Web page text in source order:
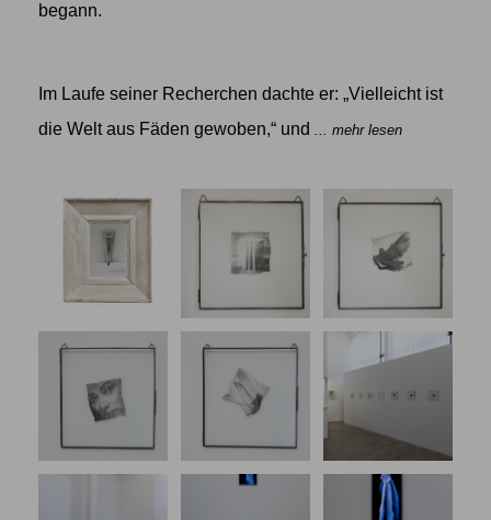
begann.
Im Laufe seiner Recherchen dachte er: „Vielleicht ist
die Welt aus Fäden gewoben,“ und ... mehr lesen